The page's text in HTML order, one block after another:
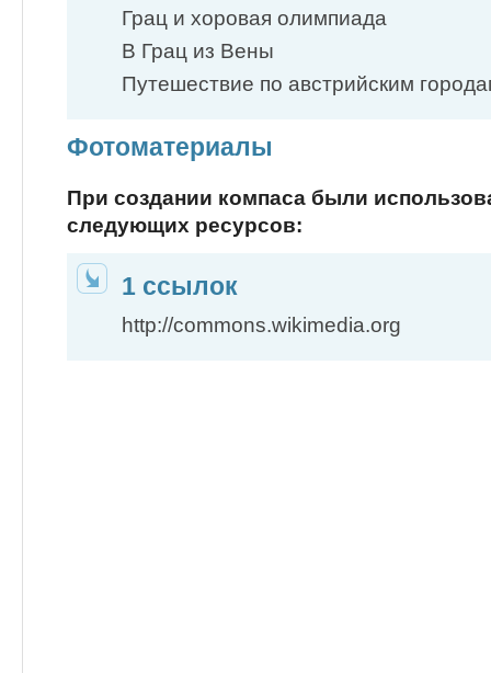
Грац и хоровая олимпиада
В Грац из Вены
Путешествие по австрийским
Фотоматериалы
При создании компаса были
следующих ресурсов:
1 ссылок
http://commons.wikimedia.org